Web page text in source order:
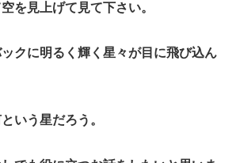
を見上げて見て下さい。
クに明るく輝く星々が目に飛び込ん
いう星だろう。